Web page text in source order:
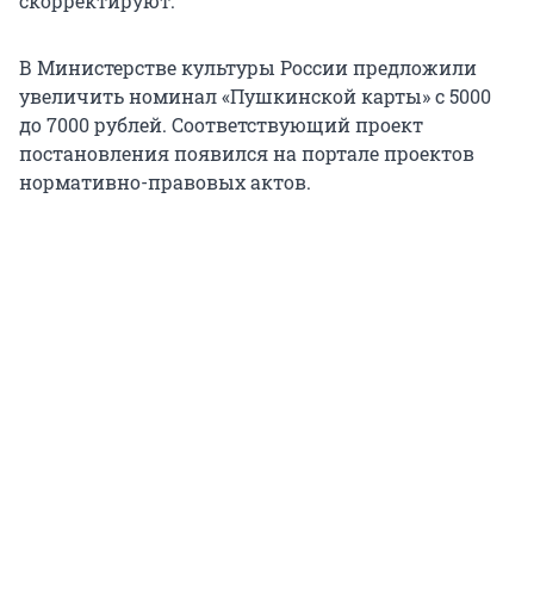
В Министерстве культуры России предложили
увеличить номинал «Пушкинской карты» с 5000
до 7000 рублей. Соответствующий проект
постановления появился на портале проектов
нормативно-правовых актов.